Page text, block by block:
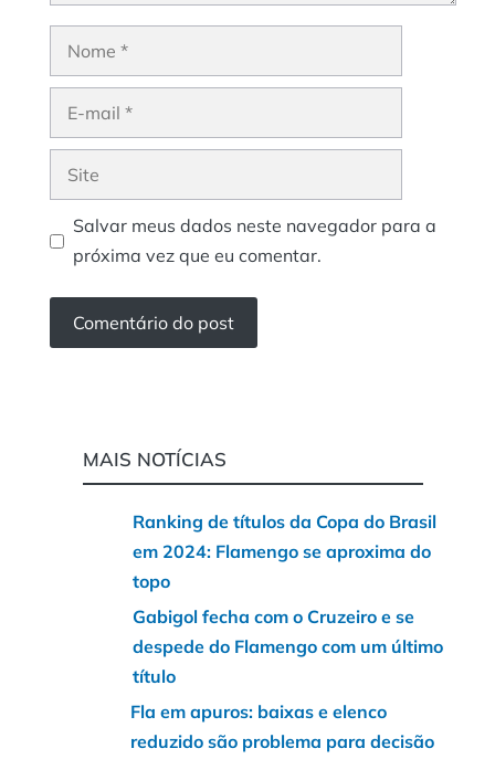
Nome
Site
Salvar meus dados neste navegador para a
próxima vez que eu comentar.
MAIS NOTÍCIAS
Ranking de títulos da Copa do Brasil
em 2024: Flamengo se aproxima do
topo
Gabigol fecha com o Cruzeiro e se
despede do Flamengo com um último
título
Fla em apuros: baixas e elenco
reduzido são problema para decisão